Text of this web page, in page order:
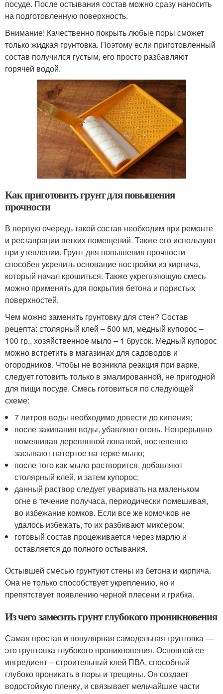
посуде. После остывания состав можно сразу наносить
на подготовленную поверхность.
Внимание! Качественно покрыть любые поры сможет
только жидкая грунтовка. Поэтому если приготовленный
состав получился густым, его просто разбавляют
горячей водой.
Как приготовить грунт для повышения
прочности
В первую очередь такой состав необходим при ремонте
и реставрации ветхих помещений. Также его используют
при утеплении. Грунт для повышения прочности
способен укрепить основание постройки из кирпича,
который начал крошиться. Также укрепляющую смесь
можно применять для покрытия бетона и пористых
поверхностей.
Чем можно заменить грунтовку для стен? Состав
рецепта: столярный клей – 500 мл, медный купорос –
100 гр., хозяйственное мыло – 1 брусок. Медный купорос
можно встретить в магазинах для садоводов и
огородников. Чтобы не возникла реакция при варке,
следует готовить только в эмалированной, не пригодной
для пищи посуде. Смесь готовиться по следующей
схеме:
7 литров воды необходимо довести до кипения;
после закипания воды, убавляют огонь. Непрерывно
помешивая деревянной лопаткой, постепенно
засыпают натертое на терке мыло;
после того как мыло растворится, добавляют
столярный клей, и затем купорос;
данный раствор следует уваривать на маленьком
огне в течение получаса, периодически помешивая,
во избежание комков. Если все же комочков не
удалось избежать, то их разбивают миксером;
готовый состав процеживается через марлю и
оставляется до полного остывания.
Остывшей смесью грунтуют стены из бетона и кирпича.
Она не только способствует укреплению, но и
препятствует появлению черной плесени и грибка.
Из чего замесить грунт глубокого проникновения
Самая простая и популярная самодельная грунтовка —
это грунтовка глубокого проникновения. Основной ее
ингредиент – строительный клей ПВА, способный
глубоко проникать в поры и трещины. Он создает
водостойкую пленку, и связывает мельчайшие части